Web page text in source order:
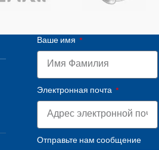
Ваше имя
Электронная почта
Отправьте нам сообщение